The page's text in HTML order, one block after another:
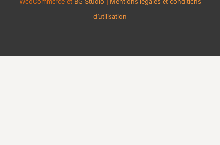
WooCommerce et BG Studio
Mentions légales et conditions
d’utilisation